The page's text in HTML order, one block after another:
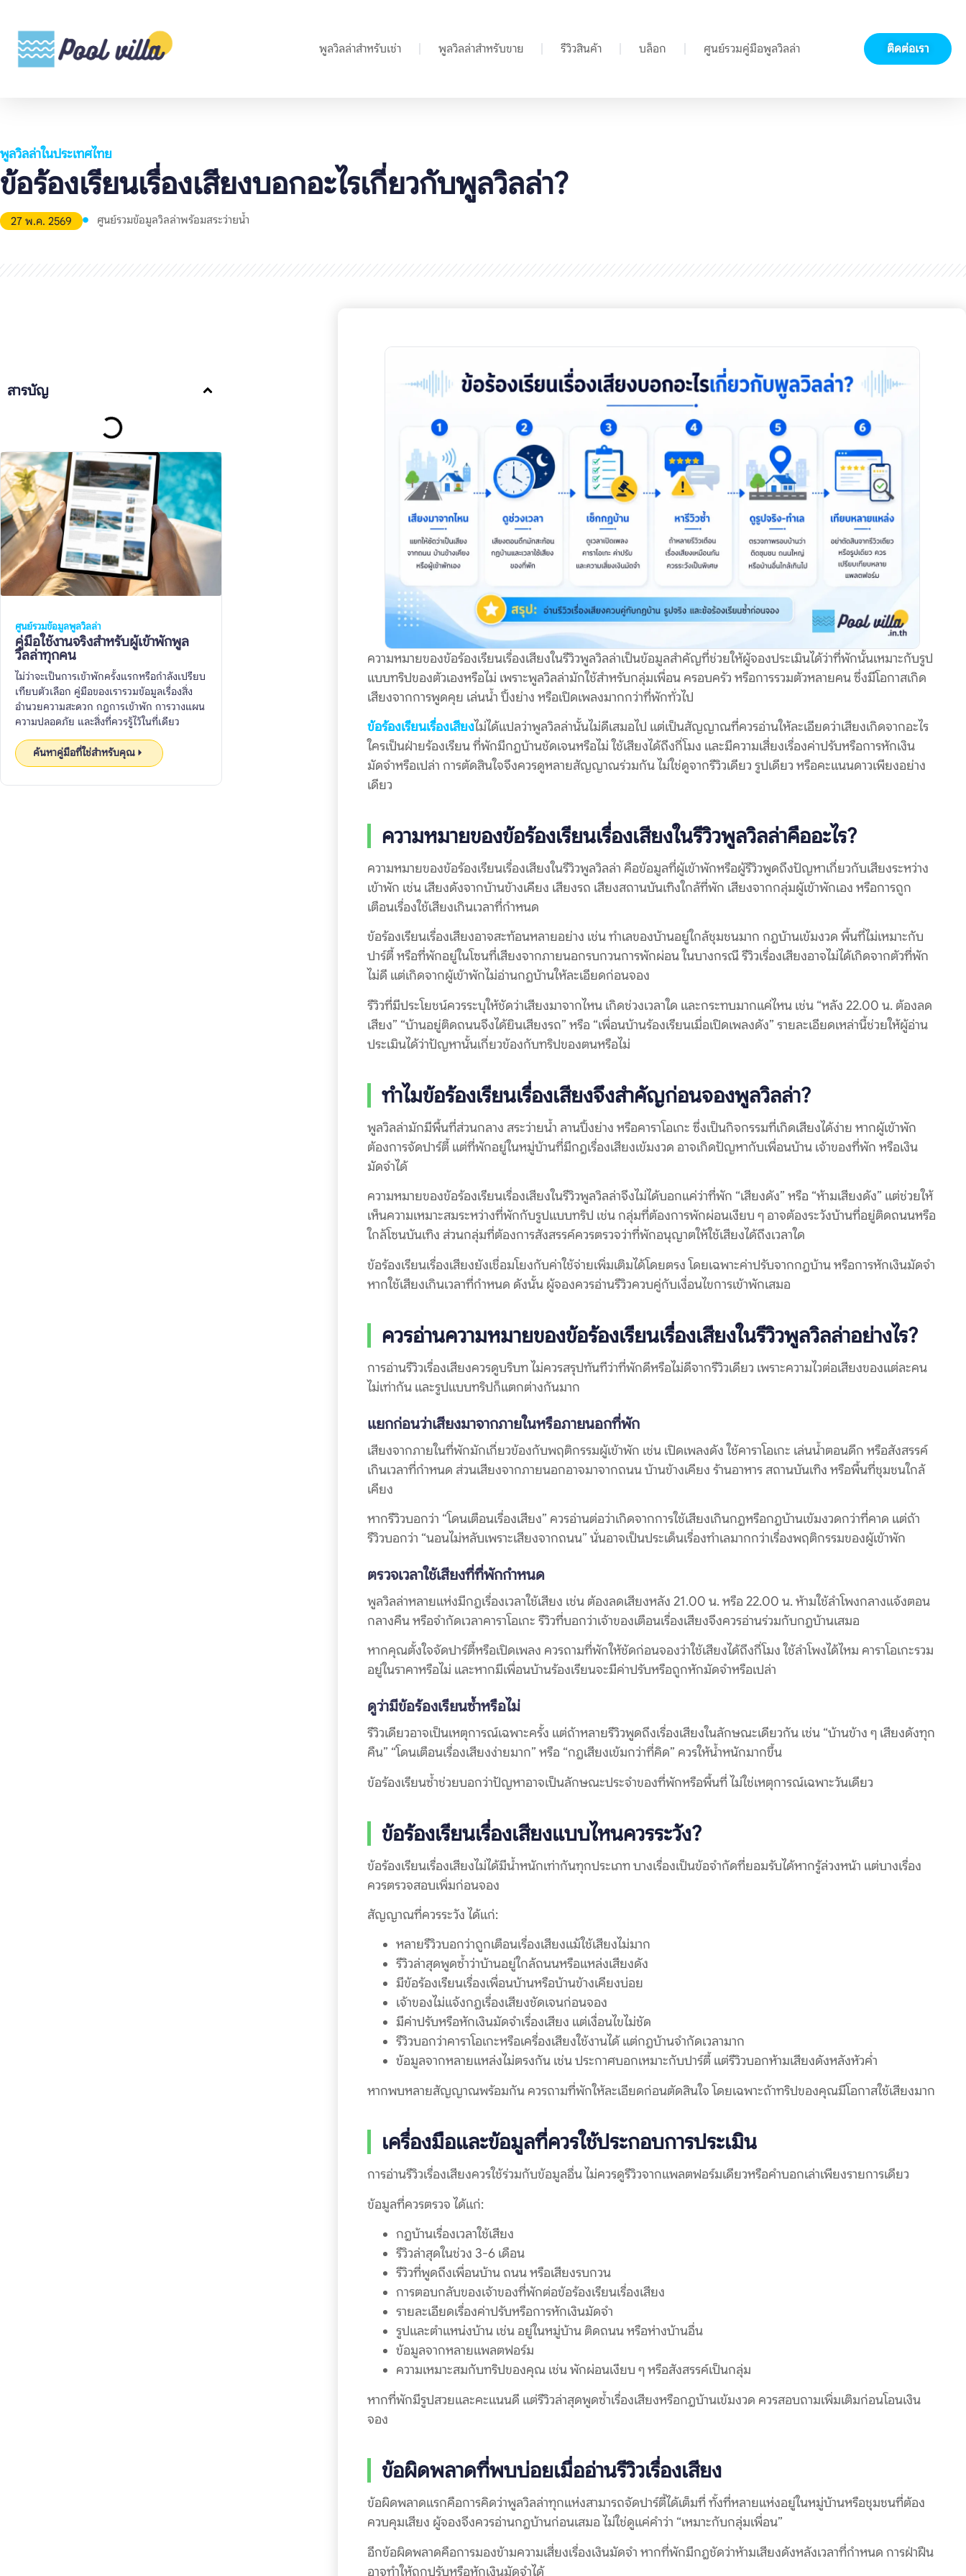
พูลวิลล่าสำหรับเช่า พูลวิลล่าสำหรับขาย รีวิวสินค้า บล็อก ศูนย์รวมคู่มือพูลวิลล่า ติดต่อเรา
พูลวิลล่าในประเทศไทย
ข้อร้องเรียนเรื่องเสียงบอกอะไรเกี่ยวกับพูลวิลล่า?
27 พ.ค. 2569 ศูนย์รวมข้อมูลวิลล่าพร้อมสระว่ายน้ำ
สารบัญ
ศูนย์รวมข้อมูลพูลวิลล่า
คู่มือใช้งานจริงสำหรับผู้เข้าพักพูล
วิลล่าทุกคน
ไม่ว่าจะเป็นการเข้าพักครั้งแรกหรือกำลังเปรียบ
เทียบตัวเลือก คู่มือของเรารวมข้อมูลเรื่องสิ่ง
อำนวยความสะดวก กฎการเข้าพัก การวางแผน
ความปลอดภัย และสิ่งที่ควรรู้ไว้ในที่เดียว
ค้นหาคู่มือที่ใช่สำหรับคุณ
ความหมายของข้อร้องเรียนเรื่องเสียงในรีวิวพูลวิลล่าเป็นข้อมูลสำคัญที่ช่วยให้ผู้จองประเมินได้ว่าที่พักนั้นเหมาะกับรูป
แบบทริปของตัวเองหรือไม่ เพราะพูลวิลล่ามักใช้สำหรับกลุ่มเพื่อน ครอบครัว หรือการรวมตัวหลายคน ซึ่งมีโอกาสเกิด
เสียงจากการพูดคุย เล่นน้ำ ปิ้งย่าง หรือเปิดเพลงมากกว่าที่พักทั่วไป
ข้อร้องเรียนเรื่องเสียงไม่ได้แปลว่าพูลวิลล่านั้นไม่ดีเสมอไป แต่เป็นสัญญาณที่ควรอ่านให้ละเอียดว่าเสียงเกิดจากอะไร
ใครเป็นฝ่ายร้องเรียน ที่พักมีกฎบ้านชัดเจนหรือไม่ ใช้เสียงได้ถึงกี่โมง และมีความเสี่ยงเรื่องค่าปรับหรือการหักเงิน
มัดจำหรือเปล่า การตัดสินใจจึงควรดูหลายสัญญาณร่วมกัน ไม่ใช่ดูจากรีวิวเดียว รูปเดียว หรือคะแนนดาวเพียงอย่าง
เดียว
ความหมายของข้อร้องเรียนเรื่องเสียงในรีวิวพูลวิลล่าคืออะไร?
ความหมายของข้อร้องเรียนเรื่องเสียงในรีวิวพูลวิลล่า คือข้อมูลที่ผู้เข้าพักหรือผู้รีวิวพูดถึงปัญหาเกี่ยวกับเสียงระหว่าง
เข้าพัก เช่น เสียงดังจากบ้านข้างเคียง เสียงรถ เสียงสถานบันเทิงใกล้ที่พัก เสียงจากกลุ่มผู้เข้าพักเอง หรือการถูก
เตือนเรื่องใช้เสียงเกินเวลาที่กำหนด
ข้อร้องเรียนเรื่องเสียงอาจสะท้อนหลายอย่าง เช่น ทำเลของบ้านอยู่ใกล้ชุมชนมาก กฎบ้านเข้มงวด พื้นที่ไม่เหมาะกับ
ปาร์ตี้ หรือที่พักอยู่ในโซนที่เสียงจากภายนอกรบกวนการพักผ่อน ในบางกรณี รีวิวเรื่องเสียงอาจไม่ได้เกิดจากตัวที่พัก
ไม่ดี แต่เกิดจากผู้เข้าพักไม่อ่านกฎบ้านให้ละเอียดก่อนจอง
รีวิวที่มีประโยชน์ควรระบุให้ชัดว่าเสียงมาจากไหน เกิดช่วงเวลาใด และกระทบมากแค่ไหน เช่น “หลัง 22.00 น. ต้องลด
เสียง” “บ้านอยู่ติดถนนจึงได้ยินเสียงรถ” หรือ “เพื่อนบ้านร้องเรียนเมื่อเปิดเพลงดัง” รายละเอียดเหล่านี้ช่วยให้ผู้อ่าน
ประเมินได้ว่าปัญหานั้นเกี่ยวข้องกับทริปของตนหรือไม่
ทำไมข้อร้องเรียนเรื่องเสียงจึงสำคัญก่อนจองพูลวิลล่า?
พูลวิลล่ามักมีพื้นที่ส่วนกลาง สระว่ายน้ำ ลานปิ้งย่าง หรือคาราโอเกะ ซึ่งเป็นกิจกรรมที่เกิดเสียงได้ง่าย หากผู้เข้าพัก
ต้องการจัดปาร์ตี้ แต่ที่พักอยู่ในหมู่บ้านที่มีกฎเรื่องเสียงเข้มงวด อาจเกิดปัญหากับเพื่อนบ้าน เจ้าของที่พัก หรือเงิน
มัดจำได้
ความหมายของข้อร้องเรียนเรื่องเสียงในรีวิวพูลวิลล่าจึงไม่ได้บอกแค่ว่าที่พัก “เสียงดัง” หรือ “ห้ามเสียงดัง” แต่ช่วยให้
เห็นความเหมาะสมระหว่างที่พักกับรูปแบบทริป เช่น กลุ่มที่ต้องการพักผ่อนเงียบ ๆ อาจต้องระวังบ้านที่อยู่ติดถนนหรือ
ใกล้โซนบันเทิง ส่วนกลุ่มที่ต้องการสังสรรค์ควรตรวจว่าที่พักอนุญาตให้ใช้เสียงได้ถึงเวลาใด
ข้อร้องเรียนเรื่องเสียงยังเชื่อมโยงกับค่าใช้จ่ายเพิ่มเติมได้โดยตรง โดยเฉพาะค่าปรับจากกฎบ้าน หรือการหักเงินมัดจำ
หากใช้เสียงเกินเวลาที่กำหนด ดังนั้น ผู้จองควรอ่านรีวิวควบคู่กับเงื่อนไขการเข้าพักเสมอ
ควรอ่านความหมายของข้อร้องเรียนเรื่องเสียงในรีวิวพูลวิลล่าอย่างไร?
การอ่านรีวิวเรื่องเสียงควรดูบริบท ไม่ควรสรุปทันทีว่าที่พักดีหรือไม่ดีจากรีวิวเดียว เพราะความไวต่อเสียงของแต่ละคน
ไม่เท่ากัน และรูปแบบทริปก็แตกต่างกันมาก
แยกก่อนว่าเสียงมาจากภายในหรือภายนอกที่พัก
เสียงจากภายในที่พักมักเกี่ยวข้องกับพฤติกรรมผู้เข้าพัก เช่น เปิดเพลงดัง ใช้คาราโอเกะ เล่นน้ำตอนดึก หรือสังสรรค์
เกินเวลาที่กำหนด ส่วนเสียงจากภายนอกอาจมาจากถนน บ้านข้างเคียง ร้านอาหาร สถานบันเทิง หรือพื้นที่ชุมชนใกล้
เคียง
หากรีวิวบอกว่า “โดนเตือนเรื่องเสียง” ควรอ่านต่อว่าเกิดจากการใช้เสียงเกินกฎหรือกฎบ้านเข้มงวดกว่าที่คาด แต่ถ้า
รีวิวบอกว่า “นอนไม่หลับเพราะเสียงจากถนน” นั่นอาจเป็นประเด็นเรื่องทำเลมากกว่าเรื่องพฤติกรรมของผู้เข้าพัก
ตรวจเวลาใช้เสียงที่ที่พักกำหนด
พูลวิลล่าหลายแห่งมีกฎเรื่องเวลาใช้เสียง เช่น ต้องลดเสียงหลัง 21.00 น. หรือ 22.00 น. ห้ามใช้ลำโพงกลางแจ้งตอน
กลางคืน หรือจำกัดเวลาคาราโอเกะ รีวิวที่บอกว่าเจ้าของเตือนเรื่องเสียงจึงควรอ่านร่วมกับกฎบ้านเสมอ
หากคุณตั้งใจจัดปาร์ตี้หรือเปิดเพลง ควรถามที่พักให้ชัดก่อนจองว่าใช้เสียงได้ถึงกี่โมง ใช้ลำโพงได้ไหม คาราโอเกะรวม
อยู่ในราคาหรือไม่ และหากมีเพื่อนบ้านร้องเรียนจะมีค่าปรับหรือถูกหักมัดจำหรือเปล่า
ดูว่ามีข้อร้องเรียนซ้ำหรือไม่
รีวิวเดียวอาจเป็นเหตุการณ์เฉพาะครั้ง แต่ถ้าหลายรีวิวพูดถึงเรื่องเสียงในลักษณะเดียวกัน เช่น “บ้านข้าง ๆ เสียงดังทุก
คืน” “โดนเตือนเรื่องเสียงง่ายมาก” หรือ “กฎเสียงเข้มกว่าที่คิด” ควรให้น้ำหนักมากขึ้น
ข้อร้องเรียนซ้ำช่วยบอกว่าปัญหาอาจเป็นลักษณะประจำของที่พักหรือพื้นที่ ไม่ใช่เหตุการณ์เฉพาะวันเดียว
ข้อร้องเรียนเรื่องเสียงแบบไหนควรระวัง?
ข้อร้องเรียนเรื่องเสียงไม่ได้มีน้ำหนักเท่ากันทุกประเภท บางเรื่องเป็นข้อจำกัดที่ยอมรับได้หากรู้ล่วงหน้า แต่บางเรื่อง
ควรตรวจสอบเพิ่มก่อนจอง
สัญญาณที่ควรระวัง ได้แก่:
หลายรีวิวบอกว่าถูกเตือนเรื่องเสียงแม้ใช้เสียงไม่มาก
รีวิวล่าสุดพูดซ้ำว่าบ้านอยู่ใกล้ถนนหรือแหล่งเสียงดัง
มีข้อร้องเรียนเรื่องเพื่อนบ้านหรือบ้านข้างเคียงบ่อย
เจ้าของไม่แจ้งกฎเรื่องเสียงชัดเจนก่อนจอง
มีค่าปรับหรือหักเงินมัดจำเรื่องเสียง แต่เงื่อนไขไม่ชัด
รีวิวบอกว่าคาราโอเกะหรือเครื่องเสียงใช้งานได้ แต่กฎบ้านจำกัดเวลามาก
ข้อมูลจากหลายแหล่งไม่ตรงกัน เช่น ประกาศบอกเหมาะกับปาร์ตี้ แต่รีวิวบอกห้ามเสียงดังหลังหัวค่ำ
หากพบหลายสัญญาณพร้อมกัน ควรถามที่พักให้ละเอียดก่อนตัดสินใจ โดยเฉพาะถ้าทริปของคุณมีโอกาสใช้เสียงมาก
เครื่องมือและข้อมูลที่ควรใช้ประกอบการประเมิน
การอ่านรีวิวเรื่องเสียงควรใช้ร่วมกับข้อมูลอื่น ไม่ควรดูรีวิวจากแพลตฟอร์มเดียวหรือคำบอกเล่าเพียงรายการเดียว
ข้อมูลที่ควรตรวจ ได้แก่:
กฎบ้านเรื่องเวลาใช้เสียง
รีวิวล่าสุดในช่วง 3-6 เดือน
รีวิวที่พูดถึงเพื่อนบ้าน ถนน หรือเสียงรบกวน
การตอบกลับของเจ้าของที่พักต่อข้อร้องเรียนเรื่องเสียง
รายละเอียดเรื่องค่าปรับหรือการหักเงินมัดจำ
รูปและตำแหน่งบ้าน เช่น อยู่ในหมู่บ้าน ติดถนน หรือห่างบ้านอื่น
ข้อมูลจากหลายแพลตฟอร์ม
ความเหมาะสมกับทริปของคุณ เช่น พักผ่อนเงียบ ๆ หรือสังสรรค์เป็นกลุ่ม
หากที่พักมีรูปสวยและคะแนนดี แต่รีวิวล่าสุดพูดซ้ำเรื่องเสียงหรือกฎบ้านเข้มงวด ควรสอบถามเพิ่มเติมก่อนโอนเงิน
จอง
ข้อผิดพลาดที่พบบ่อยเมื่ออ่านรีวิวเรื่องเสียง
ข้อผิดพลาดแรกคือการคิดว่าพูลวิลล่าทุกแห่งสามารถจัดปาร์ตี้ได้เต็มที่ ทั้งที่หลายแห่งอยู่ในหมู่บ้านหรือชุมชนที่ต้อง
ควบคุมเสียง ผู้จองจึงควรอ่านกฎบ้านก่อนเสมอ ไม่ใช่ดูแค่คำว่า “เหมาะกับกลุ่มเพื่อน”
อีกข้อผิดพลาดคือการมองข้ามความเสี่ยงเรื่องเงินมัดจำ หากที่พักมีกฎชัดว่าห้ามเสียงดังหลังเวลาที่กำหนด การฝ่าฝืน
อาจทำให้ถูกปรับหรือหักเงินมัดจำได้